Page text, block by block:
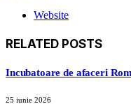
Website
RELATED POSTS
Incubatoare de afaceri
25 iunie 2026